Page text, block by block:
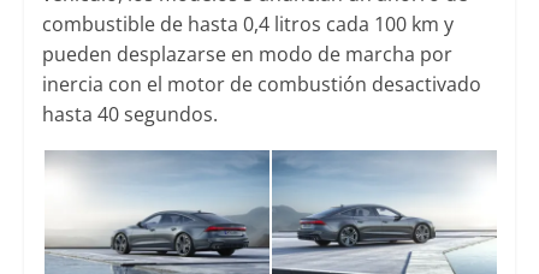
combustible de hasta 0,4 litros cada 100 km y
pueden desplazarse en modo de marcha por
inercia con el motor de combustión desactivado
hasta 40 segundos.